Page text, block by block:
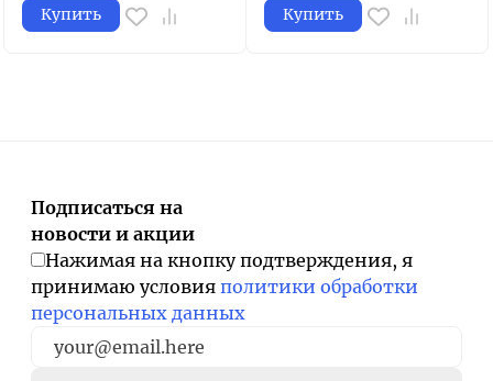
Купить Купить
Подписаться на
новости и акции
Нажимая на кнопку подтверждения, я
принимаю условия политики обработки
персональных данных